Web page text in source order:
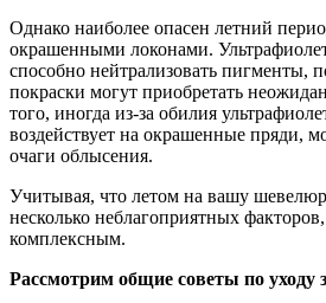
Однако наиболее опасен летний
окрашенными локонами.
способно нейтрализовать пигменты,
покраски могут приобретать
того, иногда из-за обилия
воздействует на окрашенные пряди,
очаги облысения.
Учитывая, что летом на вашу
несколько неблагоприятных
комплексным.
Рассмотрим общие советы по уходу